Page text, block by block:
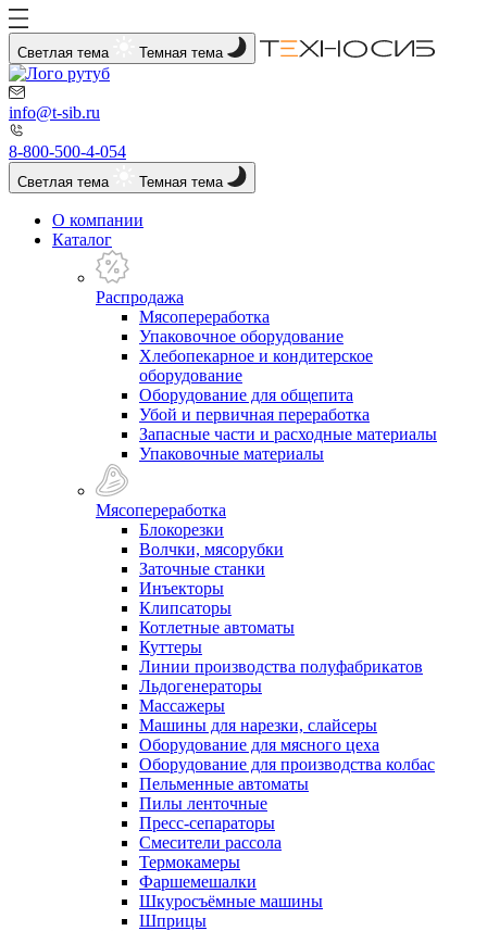
Светлая тема Темная тема
info@t-sib.ru
8-800-500-4-054
Светлая тема Темная тема
О компании
Каталог
Распродажа
Мясопереработка
Упаковочное оборудование
Хлебопекарное и кондитерское
оборудование
Оборудование для общепита
Убой и первичная переработка
Запасные части и расходные материалы
Упаковочные материалы
Мясопереработка
Блокорезки
Волчки, мясорубки
Заточные станки
Инъекторы
Клипсаторы
Котлетные автоматы
Куттеры
Линии производства полуфабрикатов
Льдогенераторы
Массажеры
Машины для нарезки, слайсеры
Оборудование для мясного цеха
Оборудование для производства колбас
Пельменные автоматы
Пилы ленточные
Пресс-сепараторы
Смесители рассола
Термокамеры
Фаршемешалки
Шкуросъёмные машины
Шприцы